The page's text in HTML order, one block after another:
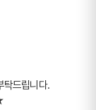
탁드립니다.